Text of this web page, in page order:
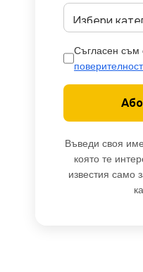
Съгласен съм
поверителност
Въведи своя
която те
известия само